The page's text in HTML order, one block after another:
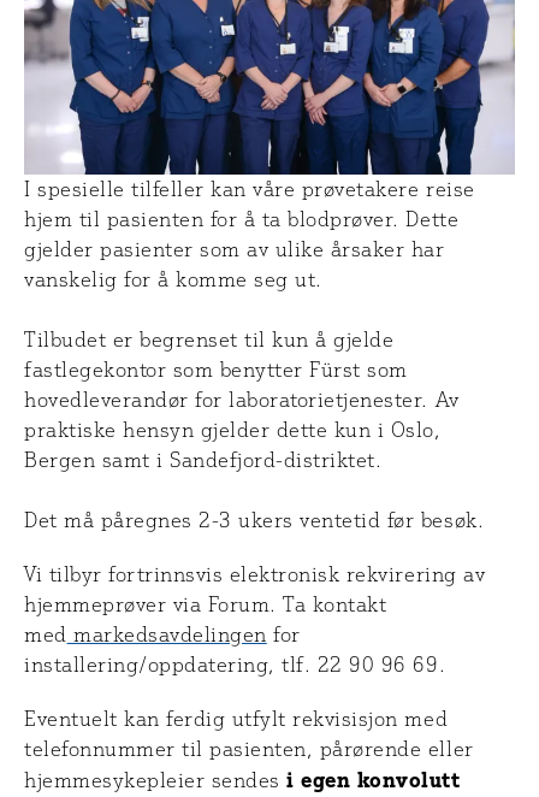
I spesielle tilfeller kan våre prøvetakere reise
hjem til pasienten for å ta blodprøver. Dette
gjelder pasienter som av ulike årsaker har
vanskelig for å komme seg ut.
Tilbudet er begrenset til kun å gjelde
fastlegekontor som benytter Fürst som
hovedleverandør for laboratorietjenester. Av
praktiske hensyn gjelder dette kun i Oslo,
Bergen samt i Sandefjord-distriktet.
Det må påregnes 2-3 ukers ventetid før besøk.
Vi tilbyr fortrinnsvis elektronisk rekvirering av
hjemmeprøver via Forum. Ta kontakt
med markedsavdelingen for
installering/oppdatering, tlf. 22 90 96 69.
Eventuelt kan ferdig utfylt rekvisisjon med
telefonnummer til pasienten, pårørende eller
hjemmesykepleier sendes i egen konvolutt